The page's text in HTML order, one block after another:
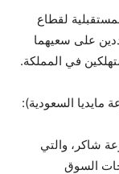
لقطاع
على سعيهما
في المملكة.
مايديا السعودية):
شاكر، والتي
السوق